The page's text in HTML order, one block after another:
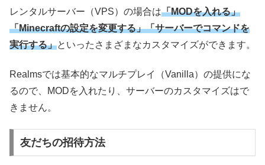
レンタルサーバー（VPS）の場合は「MODを入れる」
「Minecraftの設定を変更する」「サーバーでコマンドを
実行する」といったさまざまなカスタマイズができます。
Realmsでは基本的なマルチプレイ（Vanilla）の提供にな
るので、MODを入れたり、サーバーのカスタマイズはで
きません。
友だちの招待方法